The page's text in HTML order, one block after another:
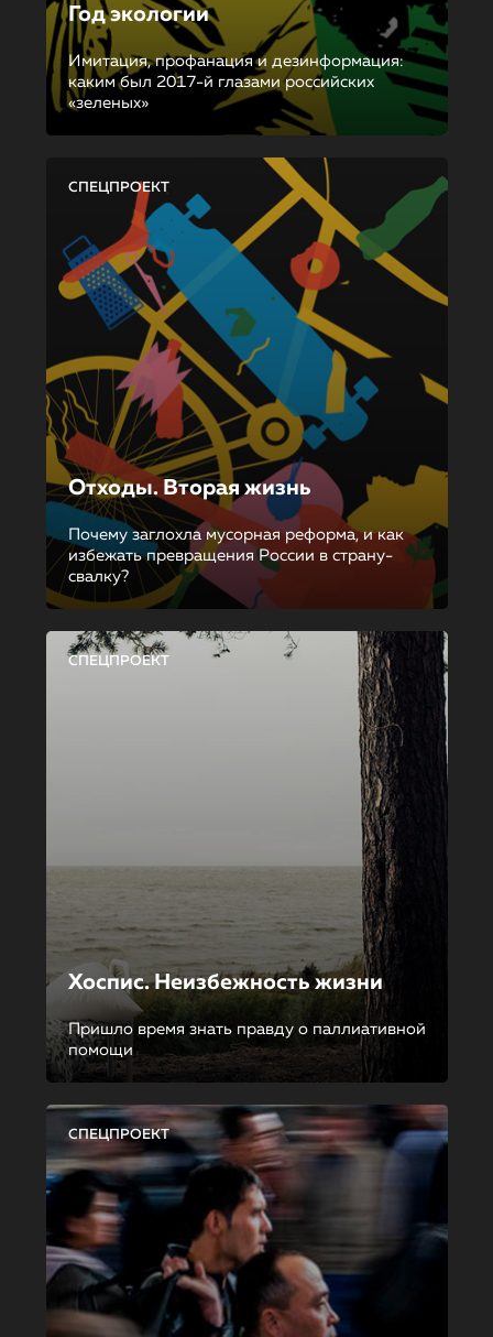
Год экологии
Имитация, профанация и дезинформация:
каким был 2017-й глазами российских
«зеленых»
СПЕЦПРОЕКТ
Отходы. Вторая жизнь
Почему заглохла мусорная реформа, и как
избежать превращения России в страну-
свалку?
СПЕЦПРОЕКТ
Хоспис. Неизбежность жизни
Пришло время знать правду о паллиативной
помощи
СПЕЦПРОЕКТ